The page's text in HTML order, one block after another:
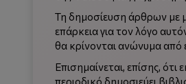
Τη δημοσίευση άρθρων με
επάρκεια για τον λόγο
θα κρίνονται ανώνυμα από
Επισημαίνεται, επίσης,
περιοδικό δημοσιεύει